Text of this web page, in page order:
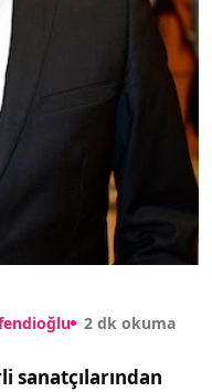
2 dk okuma
sanatçılarından